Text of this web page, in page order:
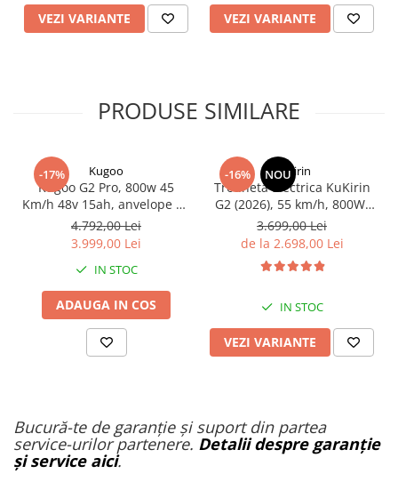
VEZI VARIANTE VEZI VARIANTE
PRODUSE SIMILARE
-17% Kugoo
Kugoo G2 Pro, 800w 45
Km/h 48v 15ah, anvelope 10
inch
4.792,00 Lei
3.999,00 Lei
IN STOC
ADAUGA IN COS
-16% NOU
KuKirin
Trotineta Electrica KuKirin
G2 (2026), 55 km/h, 800W,
15ah 48v
3.699,00 Lei
de la 2.698,00 Lei
IN STOC
VEZI VARIANTE
Bucură-te de garanție și suport din partea
service-urilor partenere. Detalii despre garanție
și service aici.